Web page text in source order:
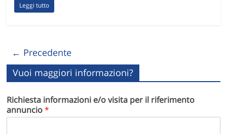
Leggi tutto
← Precedente
Vuoi maggiori informazioni?
Richiesta informazioni e/o visita per il riferimento
annuncio*